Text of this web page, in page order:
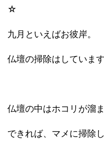
☆
九月といえばお彼岸。
仏壇の掃除はしていま
仏壇の中はホコリが溜
できれば、マメに掃除